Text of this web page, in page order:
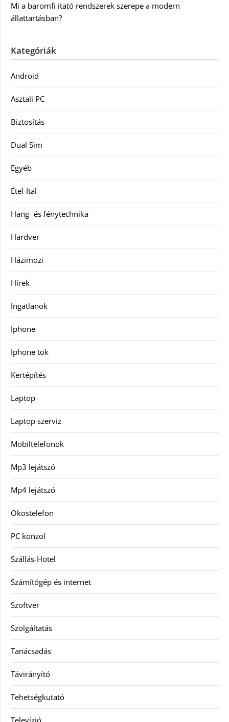
Mi a baromfi itató rendszerek szerepe a modern
állattartásban?
Kategóriák
Android
Asztali PC
Biztosítás
Dual Sim
Egyéb
Étel-Ital
Hang- és fénytechnika
Hardver
Házimozi
Hírek
Ingatlanok
Iphone
Iphone tok
Kertépítés
Laptop
Laptop szerviz
Mobiltelefonok
Mp3 lejátszó
Mp4 lejátszó
Okostelefon
PC konzol
Szállás-Hotel
Számítógép és internet
Szoftver
Szolgáltatás
Tanácsadás
Távirányító
Tehetségkutató
Televízió